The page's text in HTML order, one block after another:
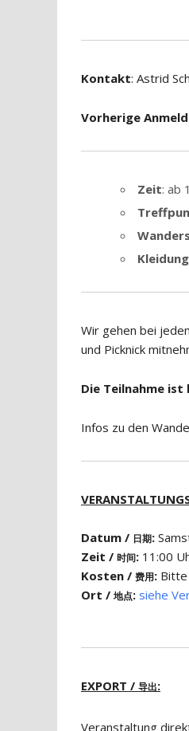
Kontakt: Astrid
Vorherige
Zeit: ab
Kleidung
Wir gehen bei
und Picknick
Die Teilnahme ist
Infos zu den
Datum / 日期:
Zeit / 时间: 11:00
Kosten / 费用: Bitte
Ort / 地点: siehe
EXPORT / 导出:
Veranstaltung